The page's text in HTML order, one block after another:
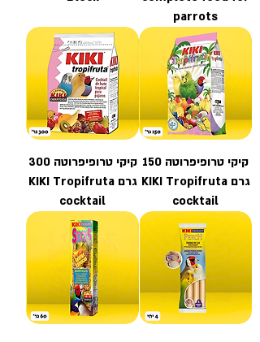
parrots
קיקי טרופיפרוטה 150
גרם KIKI Tropifruta
cocktail
קיקי טרופיפרוטה 300
גרם KIKI Tropifruta
cocktail